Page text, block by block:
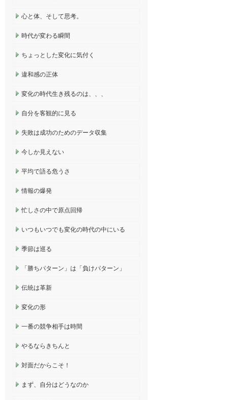
心と体、そして思考。
時代が変わる瞬間
ちょっとした変化に気付く
違和感の正体
変化の時代生き残るのは、、、
自分を客観的に見る
失敗は成功のためのデータ収集
今しか見えない
平均で語る危うさ
情報の爆発
忙しさの中で原点回帰
いつもいつでも変化の時代の中にいる
季節は巡る
「勝ちパターン」は「負けパターン」
伝統は革新
変化の形
一番の競争相手は時間
やるならきちんと
対面だからこそ！
まず、自分はどうなのか